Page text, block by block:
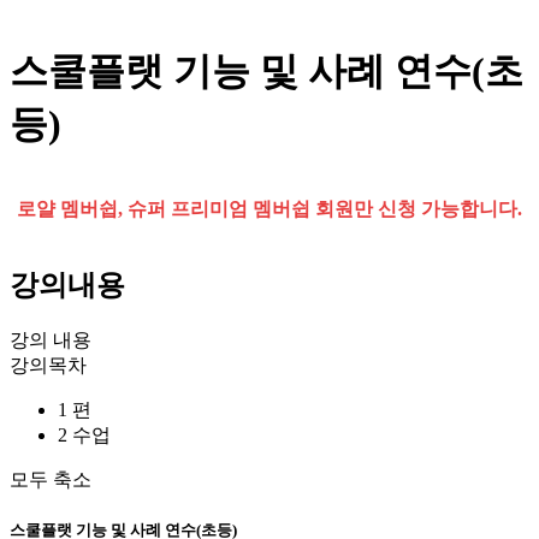
스쿨플랫 기능 및 사례 연수(초
등)
로얄 멤버쉽, 슈퍼 프리미엄 멤버쉽 회원만 신청 가능합니다.
강의내용
강의 내용
강의목차
1 편
2 수업
모두 축소
스쿨플랫 기능 및 사례 연수(초등)